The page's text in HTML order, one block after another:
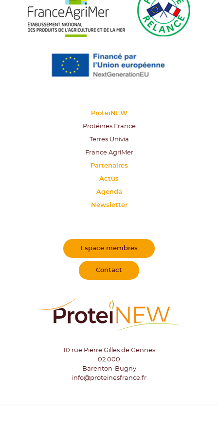
ProteiNEW
Protéines France
Terres Univia
France AgriMer
Partenaires
Actus
Agenda
Newsletter
Espace membres
Contact
10 rue Pierre Gilles de Gennes
02 000
Barenton-Bugny
info@proteinesfrance.fr